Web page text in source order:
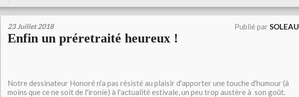
23 Juillet 2018 Publié parSOLEAU
Enfin un préretraité heureux !
Notre dessinateur Honoré n'a pas résisté au plaisir d'apporter une touche d'humour (à
moins que ce ne soit de l'ironie) à l'actualité estivale, un peu trop austère à son goût.